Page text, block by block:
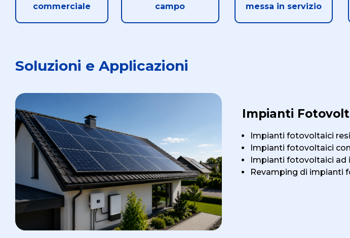
commerciale
campo
messa in servizio
Soluzioni e Applicazioni
Impianti
Impianti fotovoltaici
Impianti fotovoltaici
Impianti fotovoltaici ad
Revamping di impianti